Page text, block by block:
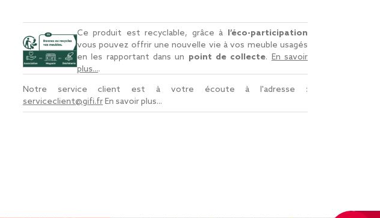
Ce produit est recyclable, grâce à l’éco-participation
vous pouvez offrir une nouvelle vie à vos meuble usagés
en les rapportant dans un point de collecte. En savoir
plus....
Notre service client est à votre écoute à l'adresse :
serviceclient@gifi.frEn savoir plus...